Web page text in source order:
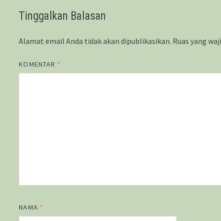
Tinggalkan Balasan
Alamat email Anda tidak akan dipublikasikan. Ruas yang
KOMENTAR *
NAMA *